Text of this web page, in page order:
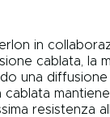
in
cablata, la
una diffusione
resistenza